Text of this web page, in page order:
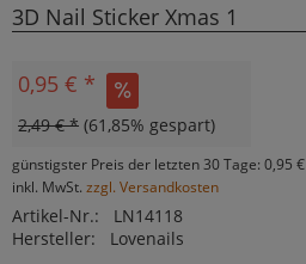
3D Nail Sticker Xmas 1
0,95 € *
2,49 € * (61,85% gespart)
günstigster Preis der letzten 30 Tage: 0,95 €
inkl. MwSt. zzgl. Versandkosten
Artikel-Nr.:
LN14118
Hersteller:
Lovenails